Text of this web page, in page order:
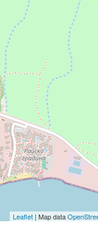
Leaflet | Map data